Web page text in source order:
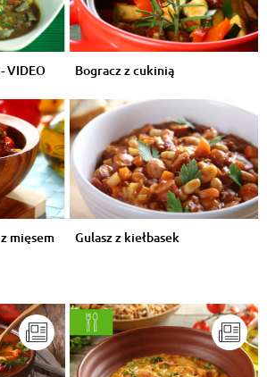
VIDEO Bogracz z cukinią
mięsem Gulasz z kiełbasek